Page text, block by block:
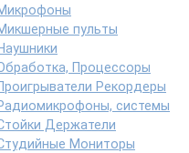
пульты
Процессоры
Рекордеры
системы
Держатели
Мониторы